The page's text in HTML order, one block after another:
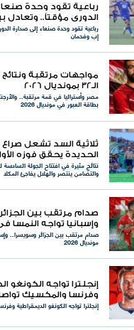
رباعية تقود وحدة
الدوري مؤقتاً.. وتعادل
وفحمان
رباعية تقود وحدة صنعاء إلى صدارة
إب وفحمان
مواجهات مرتقبة
الـ32 بمونديال 2026
مصر وأستراليا في قمة مرتقبة..
بطاقة العبور في مونديال 2026
ثلاثية السد تشعل صراع
الحديدة يحقق فوزه
نتائج مثيرة في افتتاح الجولة
والتضامن ينتصر والهلال يفاجئ المكلا
صدام مرتقب بين
وإسبانيا تواجه النمسا في
صدام مرتقب بين الجزائر وسويسرا..
مونديال 2026
إنجلترا تواجه الكونغو
وفرنسا والمكسيك
إنجلترا تواجه الكونغو الديمقراطية